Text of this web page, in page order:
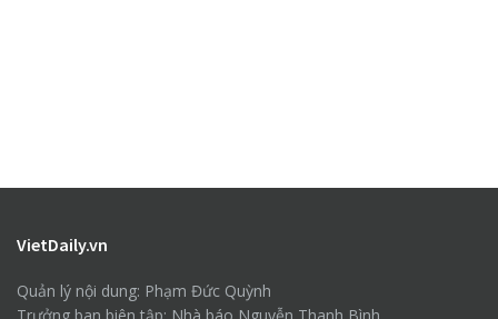
VietDaily.vn
Quản lý nội dung: Phạm Đức Quỳnh